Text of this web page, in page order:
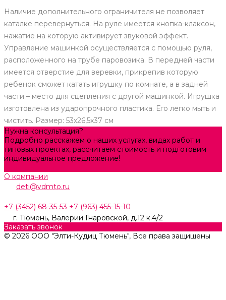
Наличие дополнительного ограничителя не позволяет
каталке перевернуться. На руле имеется кнопка-клаксон,
нажатие на которую активирует звуковой эффект.
Управление машинкой осуществляется с помощью руля,
расположенного на трубе паровозика. В передней части
имеется отверстие для веревки, прикрепив которую
ребенок сможет катать игрушку по комнате, а в задней
части – место для сцепления с другой машинкой. Игрушка
изготовлена из ударопрочного пластика. Его легко мыть и
чистить. Размер: 53х26,5х37 см
Нужна консультация?
Подробно расскажем о наших услугах, видах работ и
типовых проектах, рассчитаем стоимость и подготовим
индивидуальное предложение!
О компании
deti@vdmto.ru
+7 (3452) 68-35-53 +7 (963) 455-15-10
г. Тюмень, ​Валерии Гнаровской, д.12 к.4/2
Заказать звонок
© 2026 ООО "Элти-Кудиц Тюмень", Все права защищены